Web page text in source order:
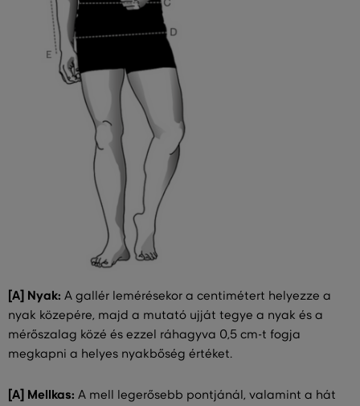
[A] Nyak: A gallér lemérésekor a centimétert helyezze a
nyak közepére, majd a mutató ujját tegye a nyak és a
mérőszalag közé és ezzel ráhagyva 0,5 cm-t fogja
megkapni a helyes nyakbőség értéket.
[A] Mellkas: A mell legerősebb pontjánál, valamint a hát